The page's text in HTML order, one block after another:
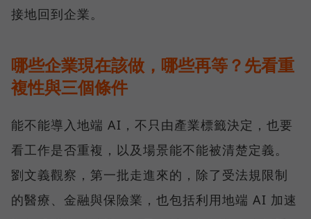
接地回到企業。
哪些企業現在該做，哪些再等？先看重
複性與三個條件
能不能導入地端 AI，不只由產業標籤決定，也要
看工作是否重複，以及場景能不能被清楚定義。
劉文義觀察，第一批走進來的，除了受法規限制
的醫療、金融與保險業，也包括利用地端 AI 加速